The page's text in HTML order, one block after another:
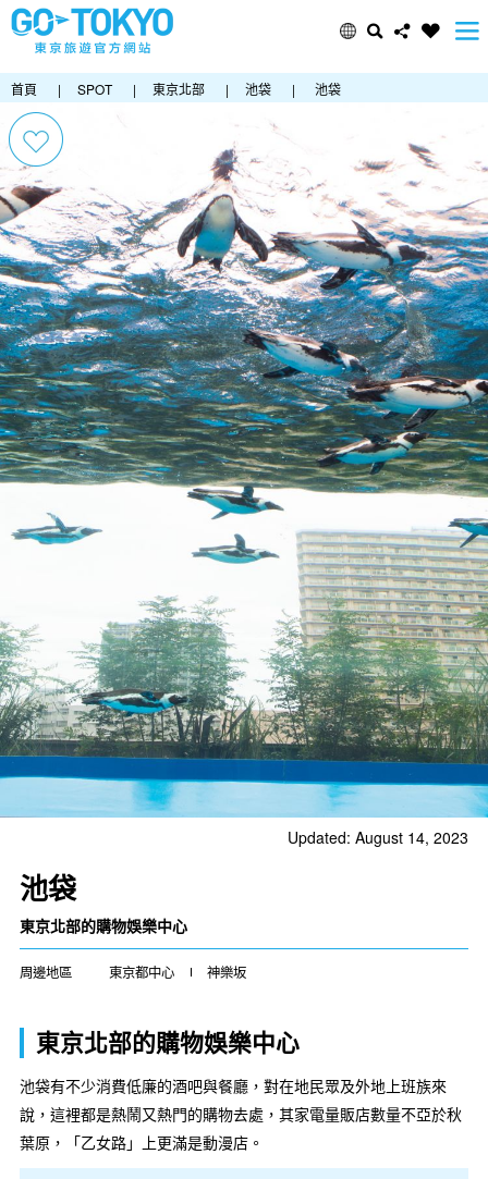
首頁 | SPOT | 東京北部 | 池袋 | 池袋
Updated: August 14, 2023
池袋
東京北部的購物娛樂中心
周邊地區 東京都中心 神樂坂
東京北部的購物娛樂中心
池袋有不少消費低廉的酒吧與餐廳，對在地民眾及外地上班族來
說，這裡都是熱鬧又熱門的購物去處，其家電量販店數量不亞於秋
葉原，「乙女路」上更滿是動漫店。